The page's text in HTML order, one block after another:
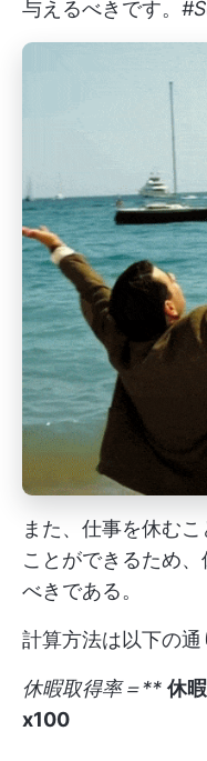
与えるべきです。
また、仕事を休む
ことができるため
べきである。
計算方法は以下の通
休暇取得率＝** 休
x100